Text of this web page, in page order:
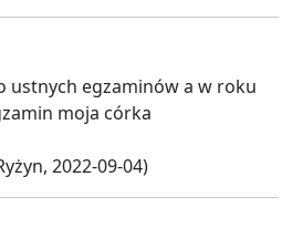
ustnych egzaminów a w roku
moja córka
2022-09-04)